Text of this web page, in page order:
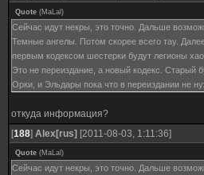
Quote (MaLal )
Сейчас идут некры, это точно. Дальше
Темные ангелы. Потом скорее всего тау.
первым кодексом шестерки будут легионы
Это не переиздание, а новый кодекс. Старый
Орки, и Эльдары пока что в переиздании не
откуда информация?
[188] Alex[rus] [2011-08-03, 1:11:36]
Quote (MaLal )
Сейчас идут некры, это точно. Дальше